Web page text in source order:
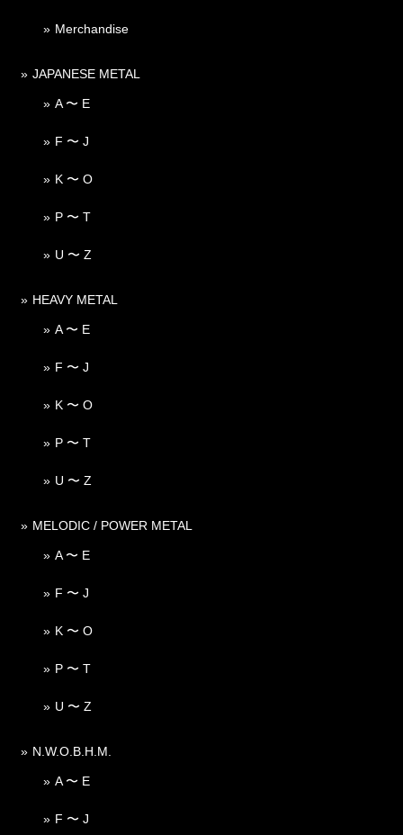
Merchandise
JAPANESE METAL
A 〜 E
F 〜 J
K 〜 O
P 〜 T
U 〜 Z
HEAVY METAL
A 〜 E
F 〜 J
K 〜 O
P 〜 T
U 〜 Z
MELODIC / POWER METAL
A 〜 E
F 〜 J
K 〜 O
P 〜 T
U 〜 Z
N.W.O.B.H.M.
A 〜 E
F 〜 J